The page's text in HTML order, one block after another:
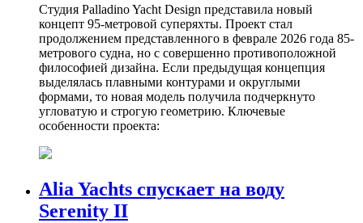
Студия Palladino Yacht Design представила новый
концепт 95-метровой суперяхты. Проект стал
продолжением представленного в феврале 2026 года 85-
метрового судна, но с совершенно противоположной
философией дизайна. Если предыдущая концепция
выделялась плавными контурами и округлыми
формами, то новая модель получила подчеркнуто
угловатую и строгую геометрию. Ключевые
особенности проекта:
Alia Yachts спускает на воду
Serenity II